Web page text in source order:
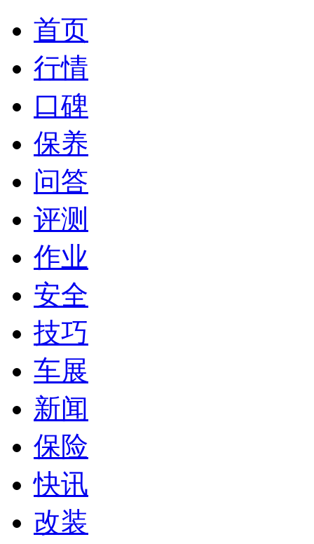
首页
行情
口碑
保养
问答
评测
作业
安全
技巧
车展
新闻
保险
快讯
改装